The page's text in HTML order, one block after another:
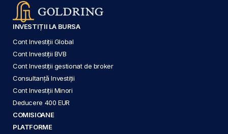
INVESTIȚII LA BURSA
Cont Investiții Global
Cont Investiții BVB
Cont Investiții gestionat de broker
Consultanță Investiții
Cont Investiții Minori
Deducere 400 EUR
COMISIOANE
PLATFORME